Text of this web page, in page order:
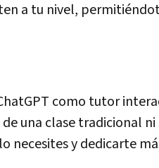
a tu nivel,
como tutor
una clase tradicional ni
necesites y dedicarte